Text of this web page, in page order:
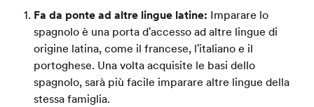
Fa da ponte ad altre lingue latine: Imparare lo
spagnolo è una porta d'accesso ad altre lingue di
origine latina, come il francese, l'italiano e il
portoghese. Una volta acquisite le basi dello
spagnolo, sarà più facile imparare altre lingue della
stessa famiglia.